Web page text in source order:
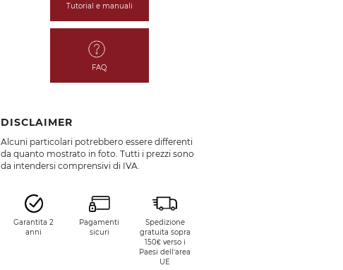
Tutorial e manuali
FAQ
DISCLAIMER
Alcuni particolari potrebbero essere differenti
da quanto mostrato in foto. Tutti i prezzi sono
da intendersi comprensivi di IVA.
Garantita 2
anni
Pagamenti
sicuri
Spedizione
gratuita sopra
150€ verso i
Paesi dell’area
UE